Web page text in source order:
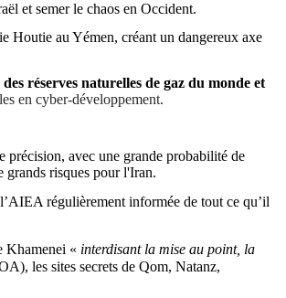
et semer le chaos en Occident.
Houtie au Yémen, créant un dangereux axe
réserves naturelles de gaz du monde et
en cyber-développement.
précision, avec une grande probabilité de
grands risques pour l'Iran.
régulièrement informée de tout ce qu’il
Khamenei « interdisant la mise au point, la
les sites secrets de Qom, Natanz,